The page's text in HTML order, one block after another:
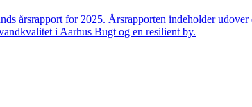
årsrapport for 2025. Årsrapporten indeholder udover
i Aarhus Bugt og en resilient by.